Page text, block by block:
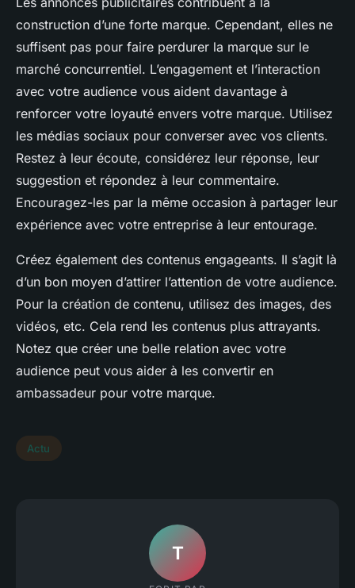
construction d’une forte marque. Cependant, elles ne
suffisent pas pour faire perdurer la marque sur le
marché concurrentiel. L’engagement et l’interaction
avec votre audience vous aident davantage à
renforcer votre loyauté envers votre marque. Utilisez
les médias sociaux pour converser avec vos clients.
Restez à leur écoute, considérez leur réponse, leur
suggestion et répondez à leur commentaire.
Encouragez-les par la même occasion à partager leur
expérience avec votre entreprise à leur entourage.
Créez également des contenus engageants. Il s’agit là
d’un bon moyen d’attirer l’attention de votre audience.
Pour la création de contenu, utilisez des images, des
vidéos, etc. Cela rend les contenus plus attrayants.
Notez que créer une belle relation avec votre
audience peut vous aider à les convertir en
ambassadeur pour votre marque.
Actu
T